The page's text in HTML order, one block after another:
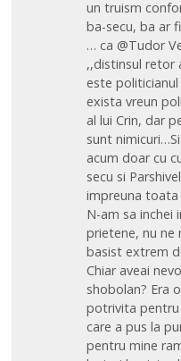
un truism
ba-secu, ba ar
… ca @Tudor
,,distinsul retor
este politicianul
exista vreun
al lui Crin, dar
sunt
acum doar cu
secu si
impreuna
N-am sa inchei
prietene, nu ne
basist extrem
Chiar aveai
shobolan? Era
potrivita pentru
care a pus la
pentru mine